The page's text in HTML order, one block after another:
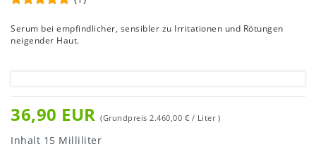
Serum bei empfindlicher, sensibler zu Irritationen und Rötungen
neigender Haut.
36,90 EUR (Grundpreis 2.460,00 € / Liter )
Inhalt 15 Milliliter